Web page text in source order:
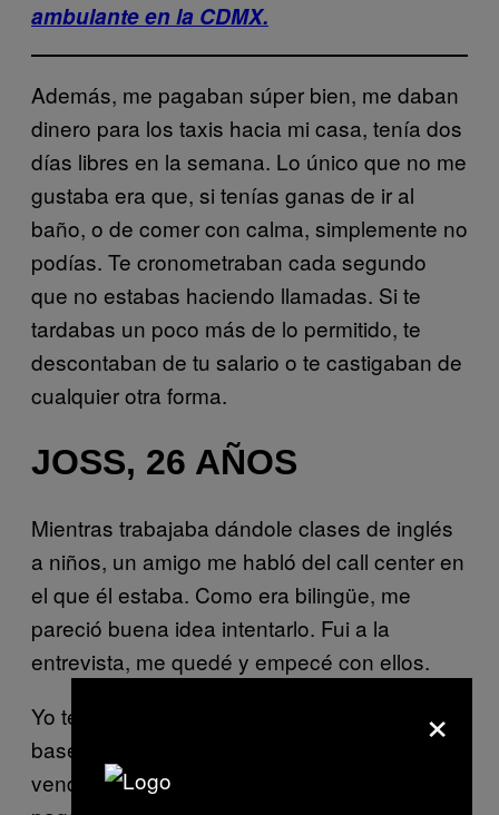
ambulante en la CDMX.
Además, me pagaban súper bien, me daban
dinero para los taxis hacia mi casa, tenía dos
días libres en la semana. Lo único que no me
gustaba era que, si tenías ganas de ir al
baño, o de comer con calma, simplemente no
podías. Te cronometraban cada segundo
que no estabas haciendo llamadas. Si te
tardabas un poco más de lo permitido, te
descontaban de tu salario o te castigaban de
cualquier otra forma.
JOSS, 26 AÑOS
Mientras trabajaba dándole clases de inglés
a niños, un amigo me habló del call center en
el que él estaba. Como era bilingüe, me
pareció buena idea intentarlo. Fui a la
entrevista, me quedé y empecé con ellos.
Yo tenía entonces 18 años y tenía sueldo
base ahí. Me iba muy bien, porque aparte
vendía mucho. Las comisiones me las
×